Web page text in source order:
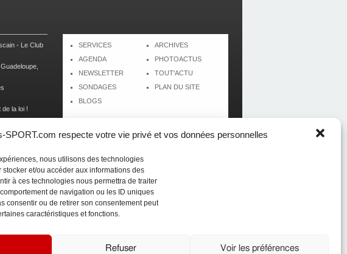
SPORT.com respecte votre vie privé et vos données personnelles
nous utilisons des technologies
et/ou accéder aux informations des
à ces technologies nous permettra de traiter
de navigation ou les ID uniques
consentir ou de retirer son consentement peut
caractéristiques et fonctions.
Refuser Voir les préférences
- Le Club
de la loi !
out
Pays Marie-
la chaleur et
Trésors-
SERVICES
AGENDA
NEWSLETTER
SONDAGES
BLOGS
ARCHIVES
PHOTOACTUS
TOUT'ACTU
PLAN DU SITE